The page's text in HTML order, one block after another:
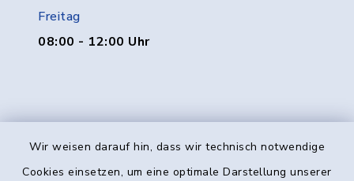
Wir weisen darauf hin, dass wir technisch notwendige
Cookies einsetzen, um eine optimale Darstellung unserer
Freitag
08:00 - 12:00 Uhr
Kontakt